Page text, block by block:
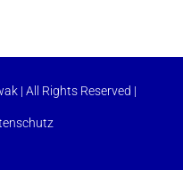
| All Rights Reserved |